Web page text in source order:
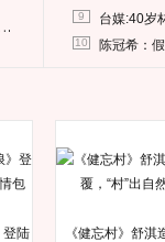
9 台媒:40岁
10 陈冠希：
登陆
《健忘村》舒淇